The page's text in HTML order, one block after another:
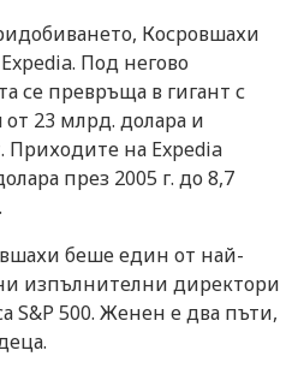
Косровшахи
Под негово
се превръща в гигант с
23 млрд. долара и
Приходите на Expedia
през 2005 г. до 8,7
беше един от най-
изпълнителни директори
S&P 500. Женен е два пъти,